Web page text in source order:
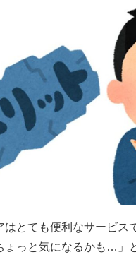
はとても便利なサービス
ょっと気になるかも…」